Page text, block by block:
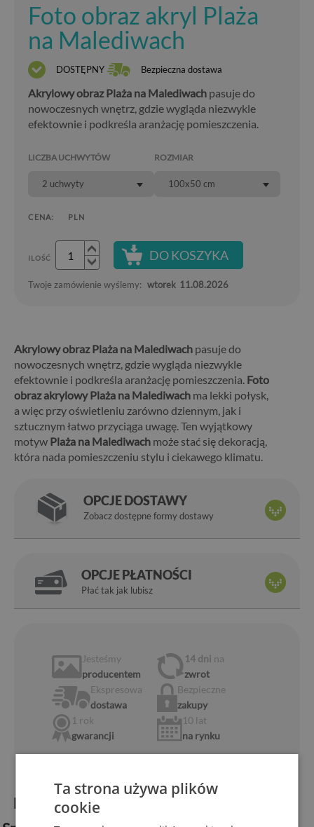
Foto obraz akryl Plaża
na Malediwach
DOSTĘPNY Bezpieczna dostawa
Akrylowy obraz Plaża na Malediwach pasuje do
nowoczesnych wnętrz, gdzie wygląda niezwykle
efektownie i podkreśla aranżację pomieszczenia.
LICZBA UCHWYTÓW
2 uchwyty
ROZMIAR
100x50 cm
CENA: PLN
ILOŚĆ DO KOSZYKA
Twoje zamówienie wyślemy: wtorek 11.08.2026
Akrylowy obraz Plaża na Malediwach pasuje do
nowoczesnych wnętrz, gdzie wygląda niezwykle
efektownie i podkreśla aranżację pomieszczenia. Foto
obraz akrylowy Plaża na Malediwach ma lekki połysk,
a więc przy oświetleniu zarówno dziennym, jak i
sztucznym łatwo przyciąga uwagę. Ten wyjątkowy
motyw Plaża na Malediwach może stać się dekoracją,
która nada pomieszczeniu stylu i ciekawego klimatu.
OPCJE DOSTAWY
Zobacz dostępne formy dostawy
OPCJE PŁATNOŚCI
Płać tak jak lubisz
Jesteśmy
producentem
14 dni na
zwrot
Ekspresowa
dostawa
Bezpieczne
zakupy
1 rok
gwarancji
10 lat
na rynku
Informacje o produkcie:
Ta strona używa plików
cookie